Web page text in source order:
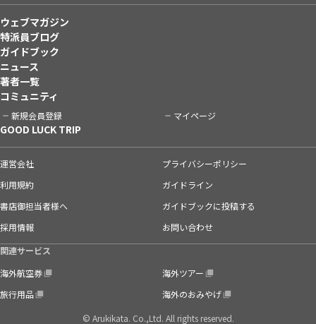
ウェブマガジン
特派員ブログ
ガイドブック
ニュース
著者一覧
コミュニティ
新規会員登録 マイページ
GOOD LUCK TRIP
運営会社
プライバシーポリシー
利用規約
ガイドライン
書店御担当者様へ
ガイドブックに投稿する
採用情報
お問い合わせ
関連サービス
海外航空券
海外ツアー
旅行用品
海外のおみやげ
© Arukikata. Co.,Ltd. All rights reserved.